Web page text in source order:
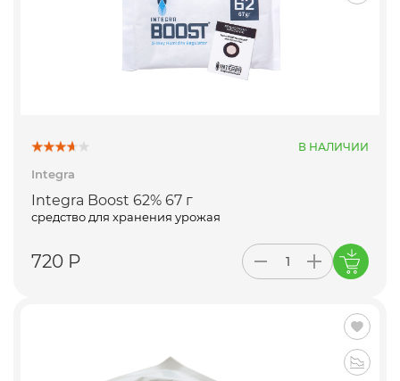
В НАЛИЧИИ
Integra
Integra Boost 62% 67 г
средство для хранения урожая
720 Р